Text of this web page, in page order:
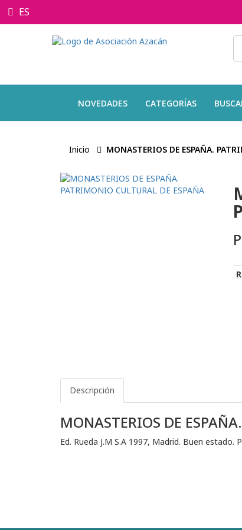
ES
NOVEDADES CATEGORÍAS
Inicio MONASTERIOS DE ESPAÑA.
Descripción
MONASTERIOS DE
Ed. Rueda J.M S.A 1997, Madrid. Buen